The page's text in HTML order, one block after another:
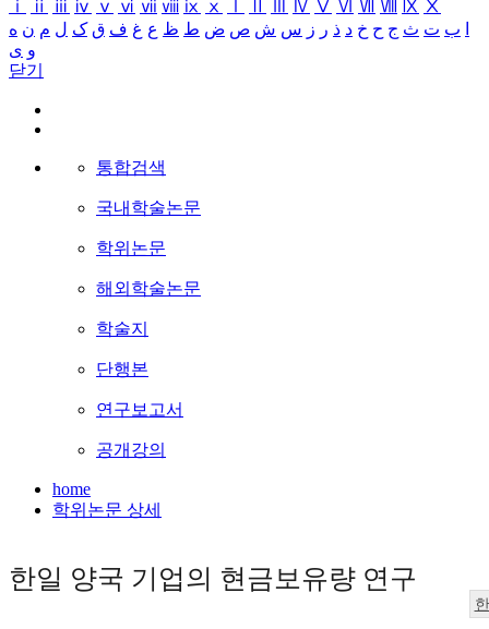
ⅰ
ⅱ ⅲ ⅳ ⅴ ⅵ ⅶ ⅷ ⅸ ⅹ Ⅳ Ⅴ Ⅵ Ⅶ Ⅷ Ⅸ Ⅹ
ب ت ث ج ح خ د ذ ر ز س ش ص ض ط ظ ع غ ف ق ک ل م ن ه
و ی
닫기
통합검색
국내학술논문
학위논문
해외학술논문
학술지
단행본
연구보고서
공개강의
home
학위논문 상세
한일 양국 기업의 현금보유량 연구